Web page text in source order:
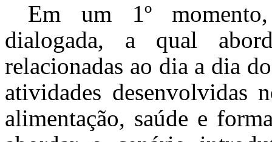
Em um 1º
dialogada, a qual
relacionadas ao dia a dia
atividades desenvolvidas
alimentação, saúde e